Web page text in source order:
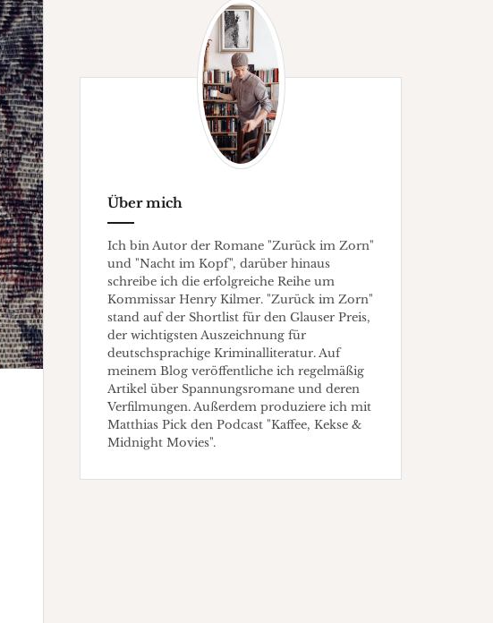
Über mich
Ich bin Autor der Romane "Zurück im Zorn"
und "Nacht im Kopf", darüber hinaus
schreibe ich die erfolgreiche Reihe um
Kommissar Henry Kilmer. "Zurück im Zorn"
stand auf der Shortlist für den Glauser Preis,
der wichtigsten Auszeichnung für
deutschsprachige Kriminalliteratur. Auf
meinem Blog veröffentliche ich regelmäßig
Artikel über Spannungsromane und deren
Verfilmungen. Außerdem produziere ich mit
Matthias Pick den Podcast "Kaffee, Kekse &
Midnight Movies".